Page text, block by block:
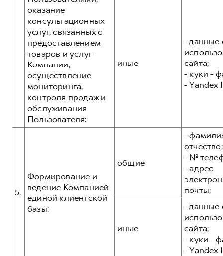
оказание
консультационных
услуг, связанных с
предоставлением
товаров и услуг
Компании,
осуществление
мониторинга,
контроля продаж и
обслуживания
Пользователя:
иные
- данные
сайта;
- куки -
- Yandex
5.
Формирование и
ведение Компанией
единой клиентской
базы:
общие
-
отчество;
- №
- адрес
почты;
иные
- данные
сайта;
- куки -
- Yandex